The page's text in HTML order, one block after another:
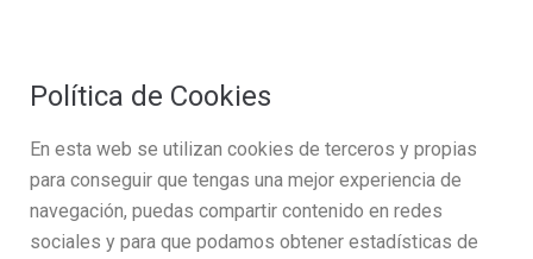
Política de Cookies
En esta web se utilizan cookies de terceros y propias
para conseguir que tengas una mejor experiencia de
navegación, puedas compartir contenido en redes
sociales y para que podamos obtener estadísticas de